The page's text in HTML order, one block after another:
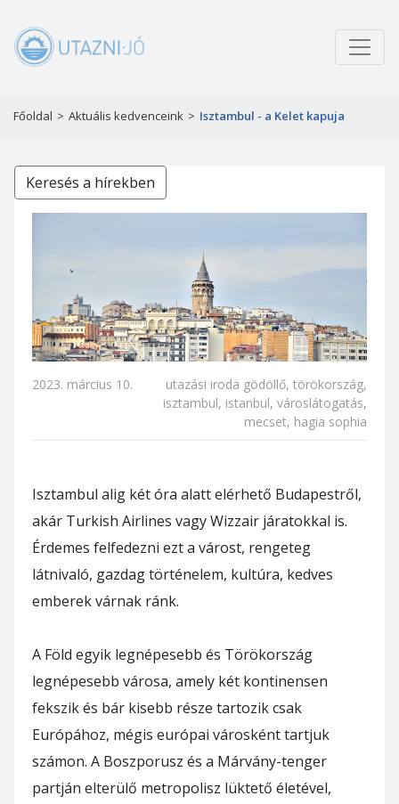
Főoldal > Aktuális kedvenceink > Isztambul - a Kelet kapuja
Keresés a hírekben
2023. március 10. utazási iroda gödöllő, törökország,
isztambul, istanbul, városlátogatás,
mecset, hagia sophia
Isztambul alig két óra alatt elérhető Budapestről,
akár Turkish Airlines vagy Wizzair járatokkal is.
Érdemes felfedezni ezt a várost, rengeteg
látnivaló, gazdag történelem, kultúra, kedves
emberek várnak ránk.
A Föld egyik legnépesebb és Törökország
legnépesebb városa, amely két kontinensen
fekszik és bár kisebb része tartozik csak
Európához, mégis európai városként tartjuk
számon. A Boszporusz és a Márvány-tenger
partján elterülő metropolisz lüktető életével,